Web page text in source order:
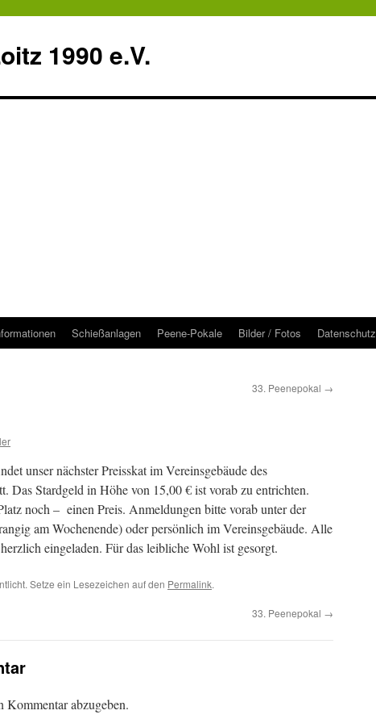
1990 e.V.
Schießanlagen Peene-Pokale Bilder / Fotos Datenschutz
33. Peenepokal →
unser nächster Preisskat im Vereinsgebäude des
Das Stardgeld in Höhe von 15,00 € ist vorab zu entrichten.
noch – einen Preis. Anmeldungen bitte vorab unter der
am Wochenende) oder persönlich im Vereinsgebäude. Alle
eingeladen. Für das leibliche Wohl ist gesorgt.
Setze ein Lesezeichen auf den Permalink.
33. Peenepokal →
Kommentar abzugeben.